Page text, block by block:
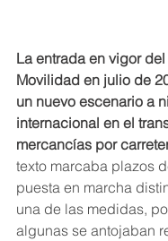
La entrada en vigor
Movilidad en julio de
un nuevo escenario a
internacional en el
mercancías por
texto marcaba plazos
puesta en marcha
una de las medidas,
algunas se antojaban